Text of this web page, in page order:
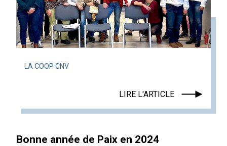
LA COOP CNV
LIRE L'ARTICLE
Bonne année de Paix en 2024